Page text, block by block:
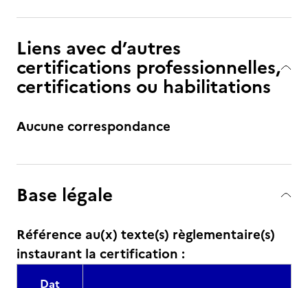
Liens avec d’autres
certifications professionnelles,
certifications ou habilitations
Aucune correspondance
Base légale
Référence au(x) texte(s) règlementaire(s)
instaurant la certification :
Dat